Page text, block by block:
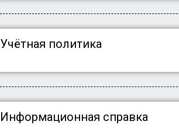
Учётная политика
Информационная справка